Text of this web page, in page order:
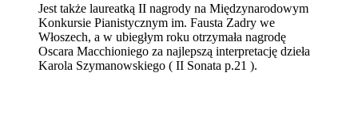
Jest także laureatką II nagrody na Międzynarodowym
Konkursie Pianistycznym im. Fausta Zadry we
Włoszech, a w ubiegłym roku otrzymała nagrodę
Oscara Macchioniego za najlepszą interpretację dzieła
Karola Szymanowskiego ( II Sonata p.21 ).